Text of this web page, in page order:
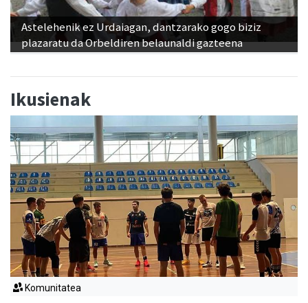
Astelehenik ez Urdaiagan, dantzarako gogo biziz
plazaratu da Orbeldiren belaunaldi gazteena
Ikusienak
Komunitatea